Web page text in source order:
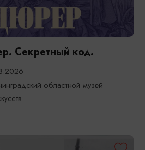
Секретный код.
областной музей